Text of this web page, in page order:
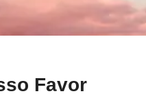
Favor